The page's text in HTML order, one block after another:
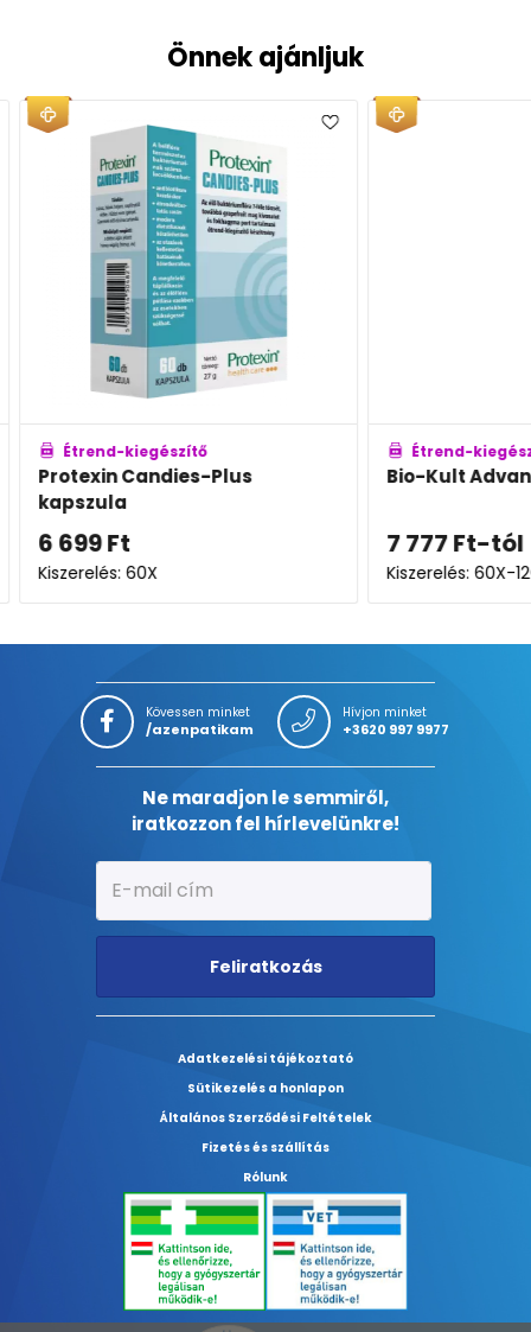
Önnek ajánljuk
Étrend-kiegészítő
Bio-Kult Advanced kapszula
7 777
Kiszerelés: 60X-120X
6 135
Kövessen minket
/azenpatikam
Hívjon minket
+3620 997 9977
Ne maradjon le semmiről,
iratkozzon fel hírlevelünkre!
Feliratkozás
Adatkezelési tájékoztató
Sütikezelés a honlapon
Általános Szerződési Feltételek
Fizetés és szállítás
Rólunk